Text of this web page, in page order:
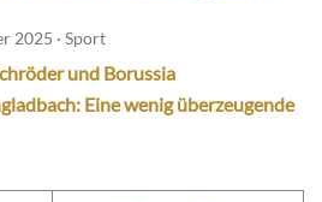
2025 · Sport
und Borussia
Eine wenig überzeugende